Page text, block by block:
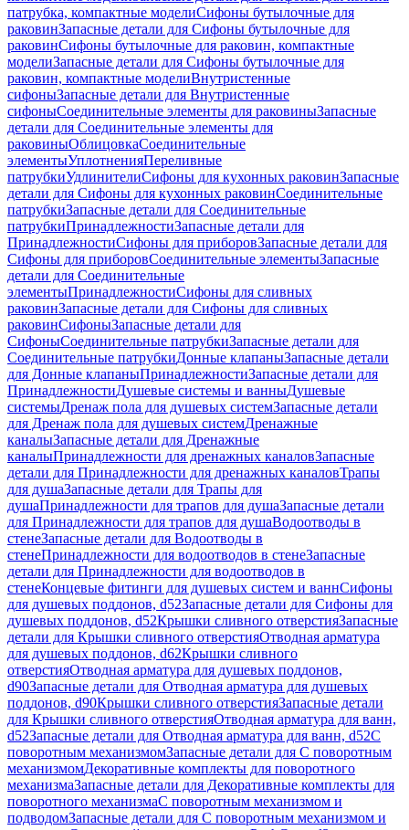
патрубка, компактные моделиСифоны бутылочные для
раковинЗапасные детали для Сифоны бутылочные для
раковинСифоны бутылочные для раковин, компактные
моделиЗапасные детали для Сифоны бутылочные для
раковин, компактные моделиВнутристенные
сифоныЗапасные детали для Внутристенные
сифоныСоединительные элементы для раковиныЗапасные
детали для Соединительные элементы для
раковиныОблицовкаСоединительные
элементыУплотненияПереливные
патрубкиУдлинителиСифоны для кухонных раковинЗапасные
детали для Сифоны для кухонных раковинСоединительные
патрубкиЗапасные детали для Соединительные
патрубкиПринадлежностиЗапасные детали для
ПринадлежностиСифоны для приборовЗапасные детали для
Сифоны для приборовСоединительные элементыЗапасные
детали для Соединительные
элементыПринадлежностиСифоны для сливных
раковинЗапасные детали для Сифоны для сливных
раковинСифоныЗапасные детали для
СифоныСоединительные патрубкиЗапасные детали для
Соединительные патрубкиДонные клапаныЗапасные детали
для Донные клапаныПринадлежностиЗапасные детали для
ПринадлежностиДушевые системы и ванныДушевые
системыДренаж пола для душевых системЗапасные детали
для Дренаж пола для душевых системДренажные
каналыЗапасные детали для Дренажные
каналыПринадлежности для дренажных каналовЗапасные
детали для Принадлежности для дренажных каналовТрапы
для душаЗапасные детали для Трапы для
душаПринадлежности для трапов для душаЗапасные детали
для Принадлежности для трапов для душаВодоотводы в
стенеЗапасные детали для Водоотводы в
стенеПринадлежности для водоотводов в стенеЗапасные
детали для Принадлежности для водоотводов в
стенеКонцевые фитинги для душевых систем и ваннСифоны
для душевых поддонов, d52Запасные детали для Сифоны для
душевых поддонов, d52Крышки сливного отверстияЗапасные
детали для Крышки сливного отверстияОтводная арматура
для душевых поддонов, d62Крышки сливного
отверстияОтводная арматура для душевых поддонов,
d90Запасные детали для Отводная арматура для душевых
поддонов, d90Крышки сливного отверстияЗапасные детали
для Крышки сливного отверстияОтводная арматура для ванн,
d52Запасные детали для Отводная арматура для ванн, d52С
поворотным механизмомЗапасные детали для С поворотным
механизмомДекоративные комплекты для поворотного
механизмаЗапасные детали для Декоративные комплекты для
поворотного механизмаС поворотным механизмом и
подводомЗапасные детали для С поворотным механизмом и